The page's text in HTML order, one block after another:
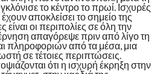
το κέντρο το πρωί. Ισχυρές
αποκλείσει το σημείο της
οι περιπολίες σε όλη την
απαγόρεψε πριν από λίγο τη
πληροφοριών από τα μέσα, μια
σε τέτοιες περιπτώσεις.
ότι η ισχυρή έκρηξη στην